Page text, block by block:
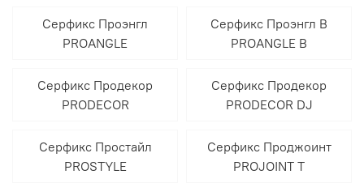
Серфикс Проэнгл
PROANGLE
Серфикс Проэнгл В
PROANGLE B
Серфикс Продекор
PRODECOR
Серфикс Продекор
PRODECOR DJ
Серфикс Простайл
PROSTYLE
Серфикс Проджоинт
PROJOINT T